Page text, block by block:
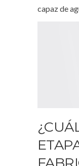
capaz de